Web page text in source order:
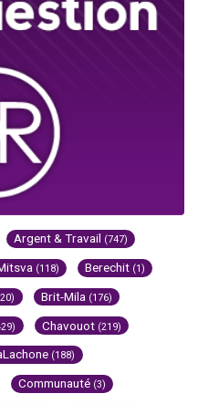
Argent & Travail (747)
(118) Berechit (1)
Brit-Mila (176)
Chavouot (219)
(188)
Communauté (3)